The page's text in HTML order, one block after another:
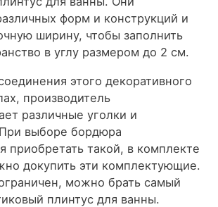
форм и конструкций и
ширину, чтобы заполнить
в углу размером до 2 см.
этого декоративного
производитель
различные уголки и
выборе бордюра
приобретать такой, в комплекте
докупить эти комплектующие.
можно брать самый
плинтус для ванны.